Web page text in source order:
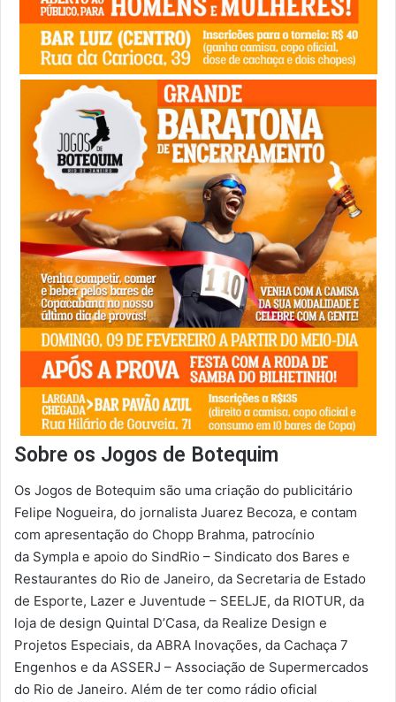
Sobre os Jogos de Botequim
Os Jogos de Botequim são uma criação do publicitário
Felipe Nogueira, do jornalista Juarez Becoza, e contam
com apresentação do Chopp Brahma, patrocínio
da Sympla e apoio do SindRio – Sindicato dos Bares e
Restaurantes do Rio de Janeiro, da Secretaria de Estado
de Esporte, Lazer e Juventude – SEELJE, da RIOTUR, da
loja de design Quintal D’Casa, da Realize Design e
Projetos Especiais, da ABRA Inovações, da Cachaça 7
Engenhos e da ASSERJ – Associação de Supermercados
do Rio de Janeiro. Além de ter como rádio oficial